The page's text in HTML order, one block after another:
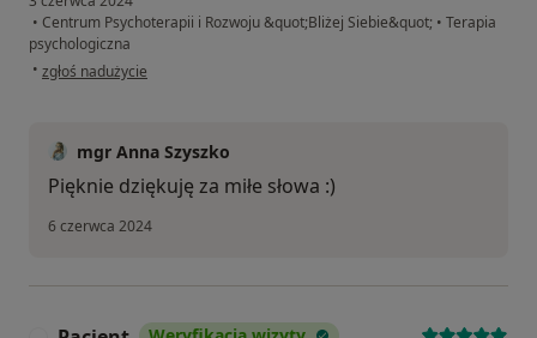
• Centrum Psychoterapii i Rozwoju &quot;Bliżej Siebie&quot; • Terapia
psychologiczna
• w opinii użytkownika Marta T.
zgłoś nadużycie
mgr Anna Szyszko
Pięknie dziękuję za miłe słowa :)
6 czerwca 2024